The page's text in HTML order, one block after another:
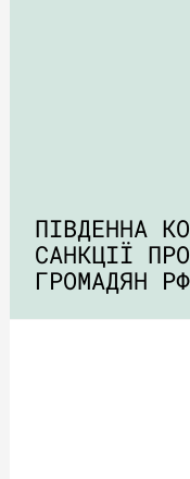
ПІВДЕННА
САНКЦІЇ
ГРОМАДЯН РФ